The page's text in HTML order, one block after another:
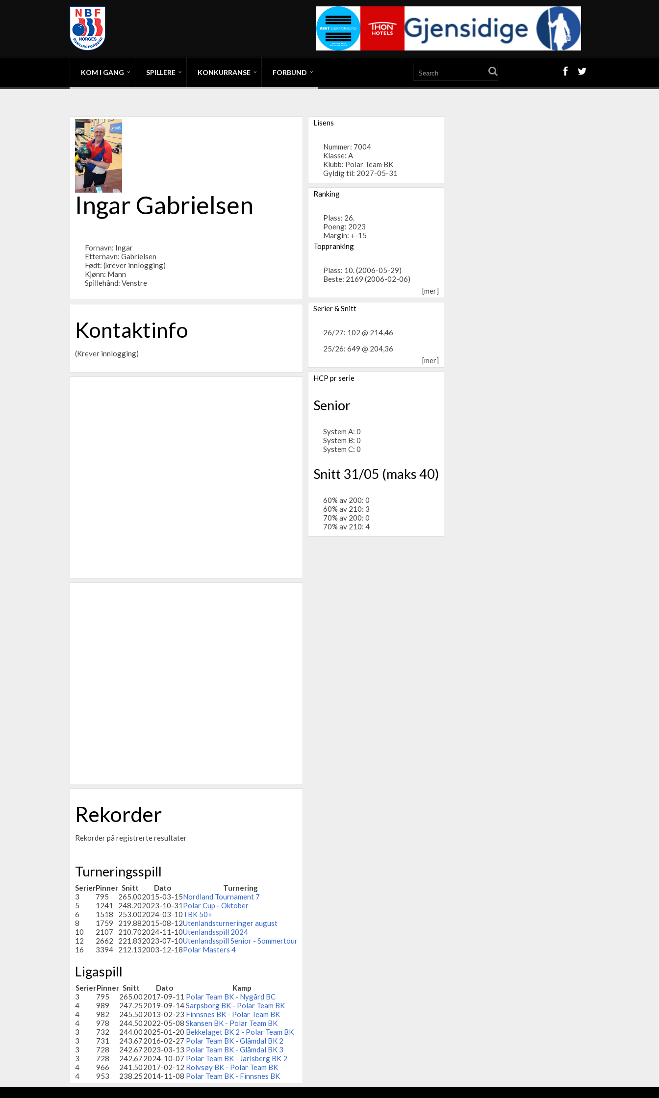
KOM I GANG SPILLERE KONKURRANSE FORBUND
Ingar Gabrielsen
Fornavn: Ingar
Etternavn: Gabrielsen
Født: (krever innlogging)
Kjønn: Mann
Spillehånd: Venstre
Kontaktinfo
(Krever innlogging)
Rekorder
Rekorder på registrerte resultater
Turneringsspill
SerierPinner Snitt Dato
Turnering
3
795 265.002015-03-15Nordland Tournament 7
5
1241 248.202023-10-31Polar Cup - Oktober
6
1518 253.002024-03-10TBK 50+
8
1759 219.882015-08-12Utenlandsturneringer august
10
2107 210.702024-11-10Utenlandsspill 2024
12
2662 221.832023-07-10Utenlandsspill Senior - Sommertour
16
3394 212.132003-12-18Polar Masters 4
Ligaspill
SerierPinner Snitt Dato
Kamp
3
795 265.002017-09-11 Polar Team BK - Nygård BC
4
989 247.252019-09-14Sarpsborg BK - Polar Team BK
4
982 245.502013-02-23 Finnsnes BK - Polar Team BK
4
978 244.502022-05-08 Skansen BK - Polar Team BK
3
732 244.002025-01-20 Bekkelaget BK 2 - Polar Team BK
3
731 243.672016-02-27 Polar Team BK - Glåmdal BK 2
3
728 242.672023-03-13 Polar Team BK - Glåmdal BK 3
3
728 242.672024-10-07 Polar Team BK - Jarlsberg BK 2
4
966 241.502017-02-12 Rolvsøy BK - Polar Team BK
4
953 238.252014-11-08 Polar Team BK - Finnsnes BK
Lisens
Nummer: 7004
Klasse: A
Klubb: Polar Team BK
Gyldig til: 2027-05-31
Ranking
Plass: 26.
Poeng: 2023
Margin: +-15
Toppranking
Plass: 10. (2006-05-29)
Beste: 2169 (2006-02-06)
[mer]
Serier & Snitt
26/27: 102 @ 214,46
25/26: 649 @ 204,36
[mer]
HCP pr serie
Senior
System A: 0
System B: 0
System C: 0
Snitt 31/05 (maks 40)
60% av 200: 0
60% av 210: 3
70% av 200: 0
70% av 210: 4